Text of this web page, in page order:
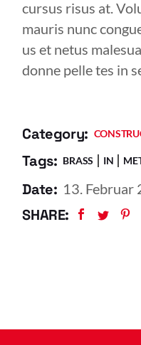
cursus risus at.
mauris nunc
us et netus
donne pelle tes in
Category:
Tags: BRASS IN
Date: 13. Februar
SHARE: